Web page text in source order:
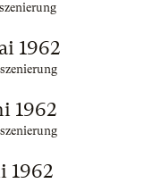
1962
1962
1962